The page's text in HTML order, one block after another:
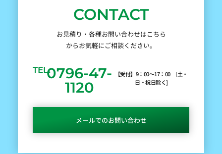
CONTACT
お見積り・各種お問い合わせはこちら
からお気軽にご相談ください。
TEL.0796-47-
1120
【受付】9：00～17：00 [土・
日・祝日除く]
メールでのお問い合わせ